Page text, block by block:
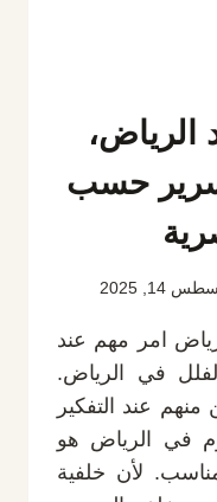
الرياض،
حسب
14, 2025
امر مهم عند
في الرياض.
عند التفكير
في الرياض هو
لأن خلفية